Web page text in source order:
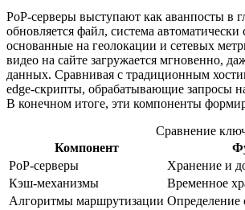
PoP-серверы выступают как аванпосты в
обновляется файл, система
основанные на геолокации и сетевых
видео на сайте загружается мгновенно,
данных. Сравнивая с традиционным
edge-скрипты, обрабатывающие запросы
В конечном итоге, эти компоненты
Сравнение
Компонент
PoP-серверы
Хранение и
Кэш-механизмы
Временное
Алгоритмы маршрутизации Определение